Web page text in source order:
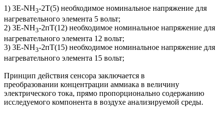
1) 3Е-NH3-2T(5) необходимое номинальное напряжение для
нагревательного элемента 5 вольт;
2) 3Е-NH3-2пT(12) необходимое номинальное напряжение для
нагревательного элемента 12 вольт;
3) 3Е-NH3-2пT(15) необходимое номинальное напряжение для
нагревательного элемента 15 вольт;
Принцип действия сенсора заключается в
преобразовании концентрации аммиака в величину
электрического тока, прямо пропорционально содержанию
исследуемого компонента в воздухе анализируемой среды.